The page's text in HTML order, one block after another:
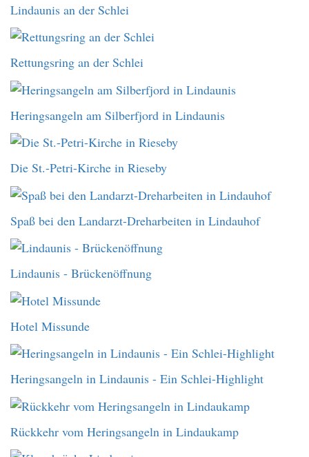
Lindaunis an der Schlei
Rettungsring an der Schlei
Heringsangeln am Silberfjord in Lindaunis
Die St.-Petri-Kirche in Rieseby
Spaß bei den Landarzt-Dreharbeiten in Lindauhof
Lindaunis - Brückenöffnung
Hotel Missunde
Heringsangeln in Lindaunis - Ein Schlei-Highlight
Rückkehr vom Heringsangeln in Lindaukamp